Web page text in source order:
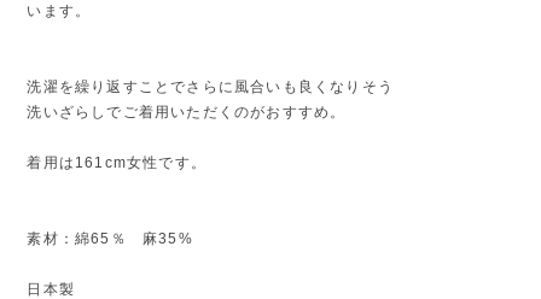
います。
洗濯を繰り返すことでさらに風合いも良くなりそう
洗いざらしでご着用いただくのがおすすめ。
着用は161cm女性です。
素材：綿65％ 麻35%
日本製